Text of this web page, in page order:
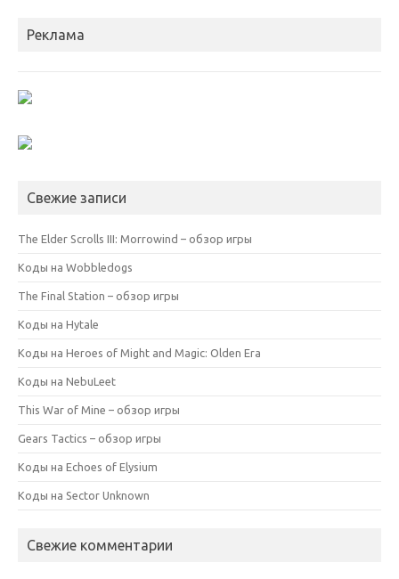
Реклама
Свежие записи
The Elder Scrolls III: Morrowind – обзор игры
Коды на Wobbledogs
The Final Station – обзор игры
Коды на Hytale
Коды на Heroes of Might and Magic: Olden Era
Коды на NebuLeet
This War of Mine – обзор игры
Gears Tactics – обзор игры
Коды на Echoes of Elysium
Коды на Sector Unknown
Свежие комментарии